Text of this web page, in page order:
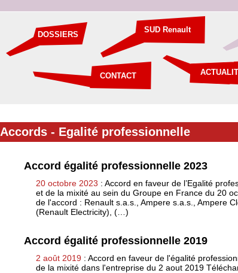
SUD Renault
DOSSIERS
CONTACT
Accords - Egalité professionnelle
Accord égalité professionnelle 2023
20 octobre 2023 : Accord en faveur de l’Egalité
et de la mixité au sein du Groupe en France du 20
de l'accord : Renault s.a.s., Ampere s.a.s., Ampere
(Renault Electricity), (…)
Accord égalité professionnelle 2019
2 août 2019 : Accord en faveur de l'égalité
de la mixité dans l'entreprise du 2 aout 2019